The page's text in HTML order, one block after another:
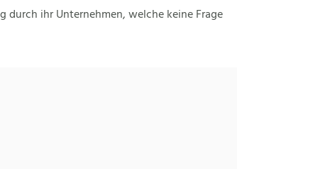
ihr Unternehmen, welche keine Frage